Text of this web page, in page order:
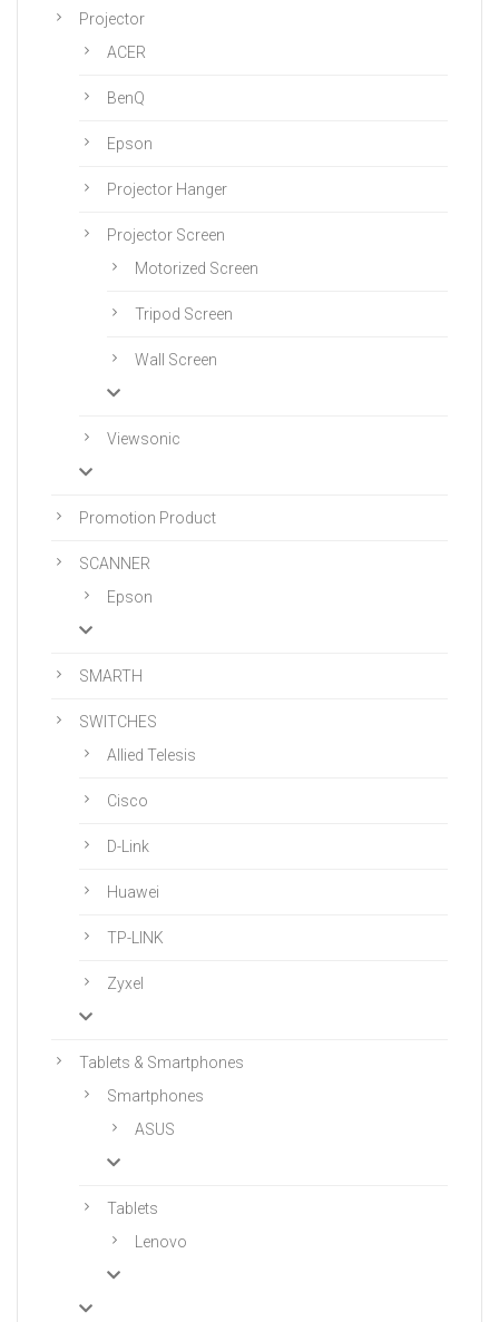
Projector
ACER
BenQ
Epson
Projector Hanger
Projector Screen
Motorized Screen
Tripod Screen
Wall Screen
Viewsonic
Promotion Product
SCANNER
Epson
SMARTH
SWITCHES
Allied Telesis
Cisco
D-Link
Huawei
TP-LINK
Zyxel
Tablets & Smartphones
Smartphones
ASUS
Tablets
Lenovo